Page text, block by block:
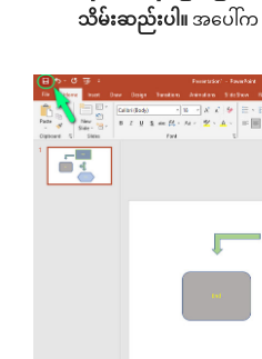
သိမ်းဆည်းပါ။ အပေါ်က